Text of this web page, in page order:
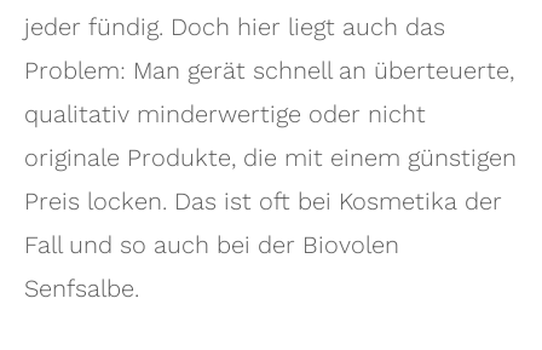
jeder fündig. Doch hier liegt auch das
Problem: Man gerät schnell an überteuerte,
qualitativ minderwertige oder nicht
originale Produkte, die mit einem günstigen
Preis locken. Das ist oft bei Kosmetika der
Fall und so auch bei der Biovolen
Senfsalbe.